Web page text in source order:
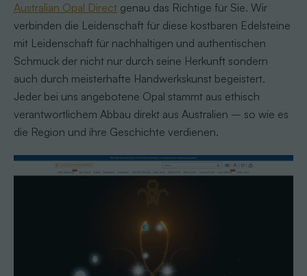
Australian Opal Directgenau das Richtige für Sie. Wir
verbinden die Leidenschaft für diese kostbaren Edelsteine
mit Leidenschaft für nachhaltigen und authentischen
Schmuck der nicht nur durch seine Herkunft sondern
auch durch meisterhafte Handwerkskunst begeistert.
Jeder bei uns angebotene Opal stammt aus ethisch
verantwortlichem Abbau direkt aus Australien – so wie es
die Region und ihre Geschichte verdienen.